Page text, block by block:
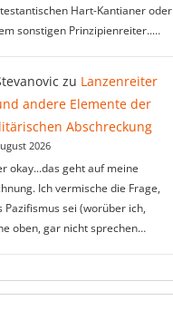
Hart-Kantianer oder
sonstigen Prinzipienreiter..…
zu Lanzenreiter
andere Elemente der
Abschreckung
2026
okay...das geht auf meine
Ich vermische die Frage,
Pazifismus sei (worüber ich,
oben, gar nicht sprechen…